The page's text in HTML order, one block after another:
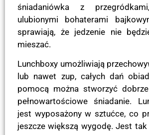
śniadaniówka z
ulubionymi bohaterami
sprawiają, że jedzenie nie
mieszać.
Lunchboxy umożliwiają
lub nawet zup, całych dań
pomocą można stworzyć
pełnowartościowe śniadanie.
jest wyposażony w sztućce, co
jeszcze większą wygodę. Jest tak